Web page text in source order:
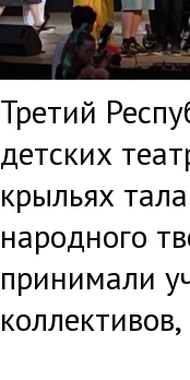
Третий
детских
крыльях
народного
принимали